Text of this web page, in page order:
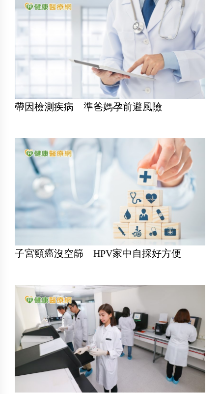
帶因檢測疾病 準爸媽孕前避風險
子宮頸癌沒空篩 HPV家中自採好方便